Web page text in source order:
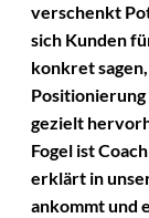
verschenkt
sich Kunden
konkret
gezielt
Fogel ist
erklärt in
ankommt und